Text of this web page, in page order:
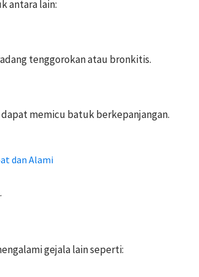
antara lain:
tenggorokan atau bronkitis.
dapat memicu batuk berkepanjangan.
dan Alami
.
gejala lain seperti: